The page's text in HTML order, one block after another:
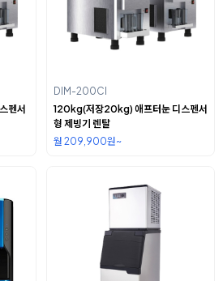
펜서
DIM-200CI
120kg(저장20kg) 애프터눈 디스펜서
형 제빙기 렌탈
월 209,900원~